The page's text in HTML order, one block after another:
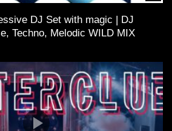
DJ Set with magic | DJ
Techno, Melodic WILD MIX